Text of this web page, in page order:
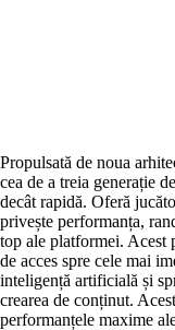
Propulsată de noua
cea de a treia generație
decât rapidă. Oferă
privește performanța,
top ale platformei. Acest
de acces spre cele mai
inteligență artificială și
crearea de conținut.
performanțele maxime